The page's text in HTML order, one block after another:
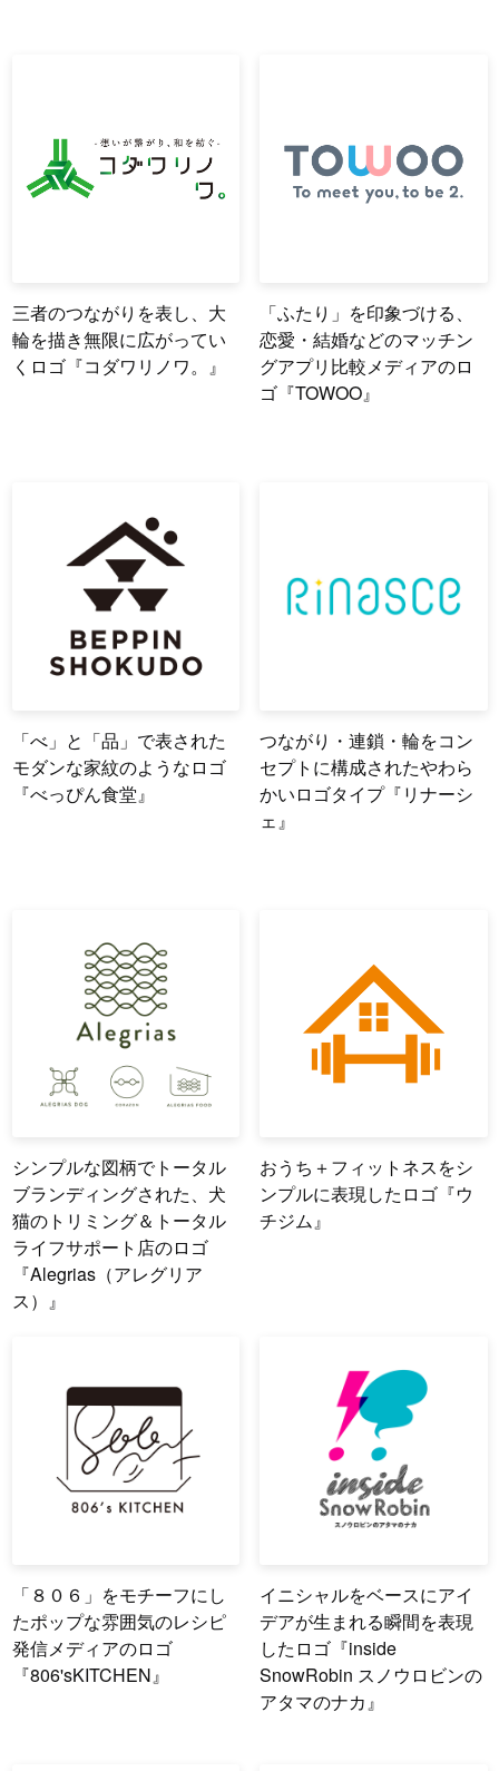
三者のつながりを表し、大
輪を描き無限に広がってい
くロゴ『コダワリノワ。』
「ふたり」を印象づける、
恋愛・結婚などのマッチン
グアプリ比較メディアのロ
ゴ『TOWOO』
「べ」と「品」で表された
モダンな家紋のようなロゴ
『べっぴん食堂』
つながり・連鎖・輪をコン
セプトに構成されたやわら
かいロゴタイプ『リナーシ
ェ』
シンプルな図柄でトータル
ブランディングされた、犬
猫のトリミング＆トータル
ライフサポート店のロゴ
『Alegrias（アレグリア
ス）』
おうち＋フィットネスをシ
ンプルに表現したロゴ『ウ
チジム』
「８０６」をモチーフにし
たポップな雰囲気のレシピ
発信メディアのロゴ
『806'sKITCHEN』
イニシャルをベースにアイ
デアが生まれる瞬間を表現
したロゴ『inside
SnowRobin スノウロビンの
アタマのナカ』